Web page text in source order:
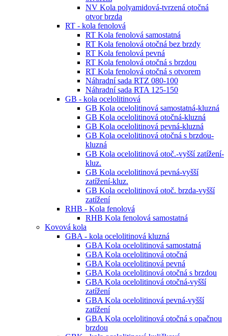
NV Kola polyamidová-tvrzená otočná
otvor brzda
RT - kola fenolová
RT Kola fenolová samostatná
RT Kola fenolová otočná bez brzdy
RT Kola fenolová pevná
RT Kola fenolová otočná s brzdou
RT Kola fenolová otočná s otvorem
Náhradní sada RTZ 080-100
Náhradní sada RTA 125-150
GB - kola ocelolitinová
GB Kola ocelolitinová samostatná-kluzná
GB Kola ocelolitinová otočná-kluzná
GB Kola ocelolitinová pevná-kluzná
GB Kola ocelolitinová otočná s brzdou-
kluzná
GB Kola ocelolitinová otoč.-vyšší zatížení-
kluz.
GB Kola ocelolitinová pevná-vyšší
zatížení-kluz.
GB Kola ocelolitinová otoč. brzda-vyšší
zatížení
RHB - Kola fenolová
RHB Kola fenolová samostatná
Kovová kola
GBA - kola ocelolitinová kluzná
GBA Kola ocelolitinová samostatná
GBA Kola ocelolitinová otočná
GBA Kola ocelolitinová pevná
GBA Kola ocelolitinová otočná s brzdou
GBA Kola ocelolitinová otočná-vyšší
zatížení
GBA Kola ocelolitinová pevná-vyšší
zatížení
GBA Kola ocelolitinová otočná s opačnou
brzdou